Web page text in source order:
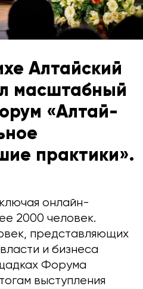
Алтайский
масштабный
«Алтай-
практики».
онлайн-
2000 человек.
представляющих
и бизнеса
Форума
выступления